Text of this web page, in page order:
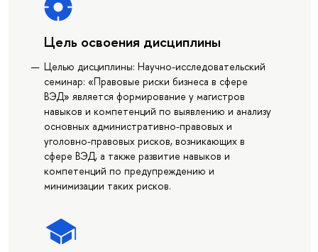
Цель освоения дисциплины
Целью дисциплины: Научно-исследовательский
семинар: «Правовые риски бизнеса в сфере
ВЭД» является формирование у магистров
навыков и компетенций по выявлению и анализу
основных административно-правовых и
уголовно-правовых рисков, возникающих в
сфере ВЭД, а также развитие навыков и
компетенций по предупреждению и
минимизации таких рисков.